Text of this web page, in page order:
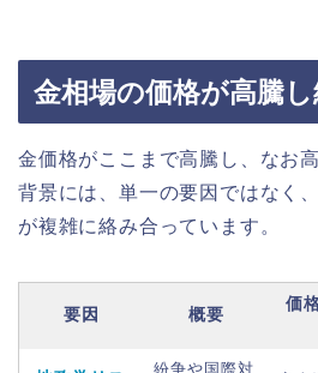
金相場の価格が高騰
金価格がここまで高騰し、なお
背景には、単一の要因ではなく
が複雑に絡み合っています。
要因 概要
価
紛争や国際対